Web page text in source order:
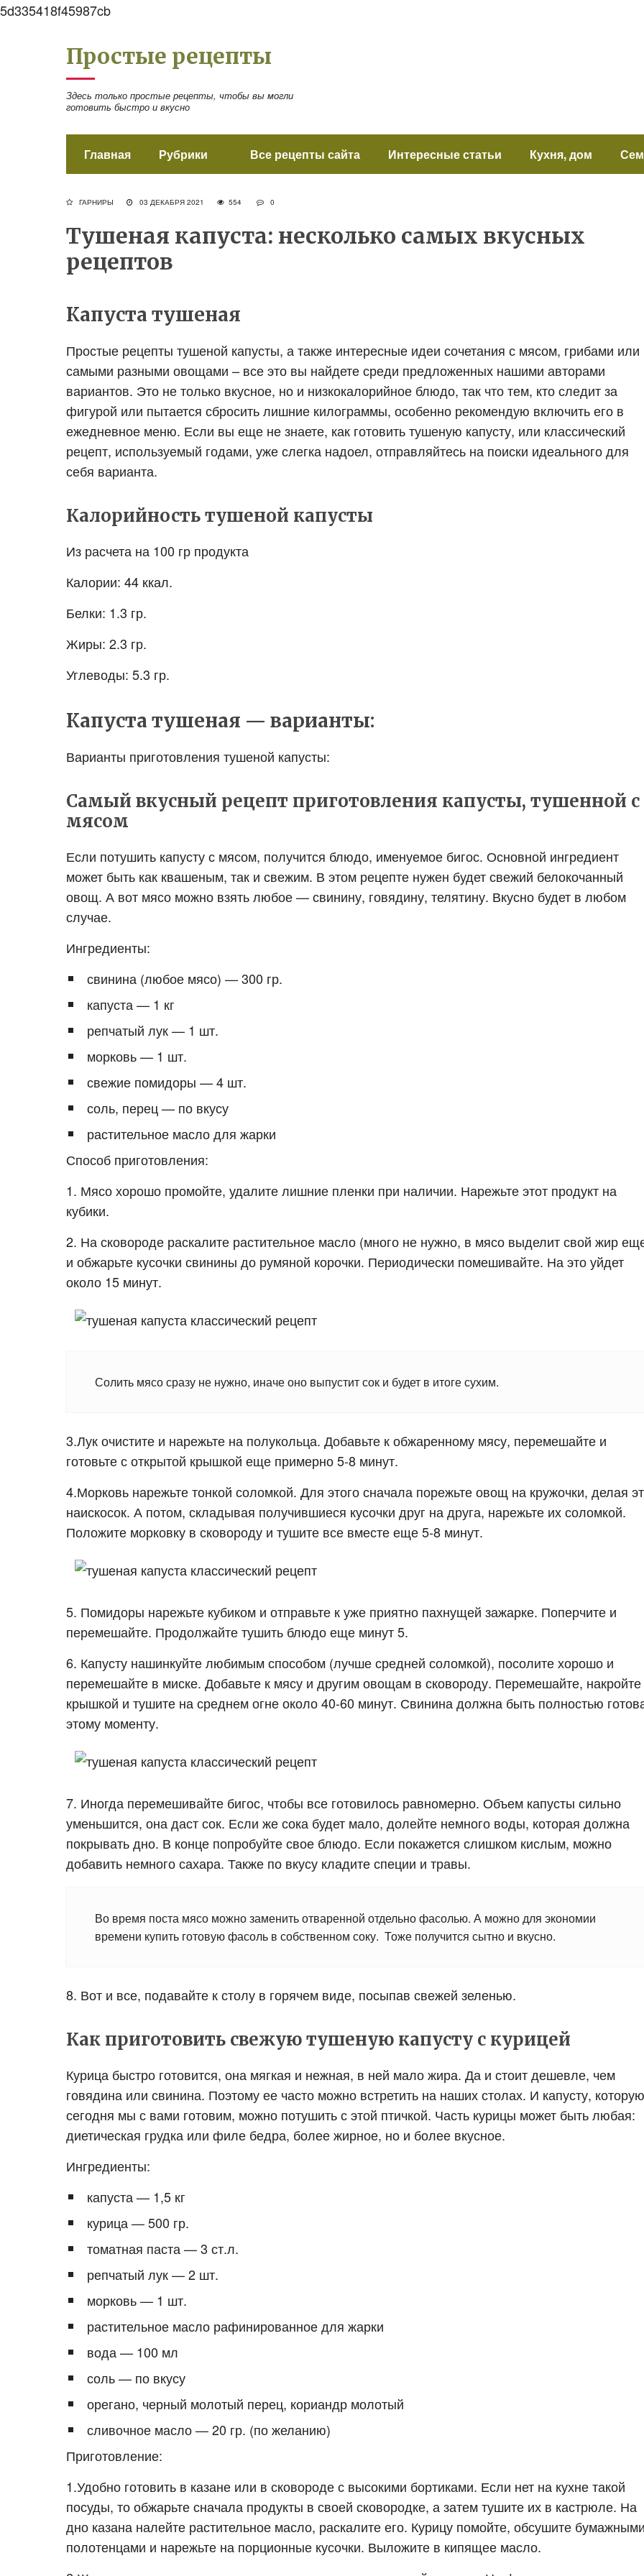
5d335418f45987cb
Простые рецепты
Здесь только простые рецепты, чтобы вы могли
готовить быстро и вкусно
Главная Рубрики Все рецепты сайта Интересные статьи Кухня, дом
ГАРНИРЫ 03 ДЕКАБРЯ 2021 554 0
Тушеная капуста: несколько самых вкусных
рецептов
Капуста тушеная
Простые рецепты тушеной капусты, а также интересные идеи сочетания с мясом, грибами или
самыми разными овощами – все это вы найдете среди предложенных нашими авторами
вариантов. Это не только вкусное, но и низкокалорийное блюдо, так что тем, кто следит за
фигурой или пытается сбросить лишние килограммы, особенно рекомендую включить его в
ежедневное меню. Если вы еще не знаете, как готовить тушеную капусту, или классический
рецепт, используемый годами, уже слегка надоел, отправляйтесь на поиски идеального для
себя варианта.
Калорийность тушеной капусты
Из расчета на 100 гр продукта
Калории: 44 ккал.
Белки: 1.3 гр.
Жиры: 2.3 гр.
Углеводы: 5.3 гр.
Капуста тушеная — варианты:
Варианты приготовления тушеной капусты:
Самый вкусный рецепт приготовления капусты, тушенной с
мясом
Если потушить капусту с мясом, получится блюдо, именуемое бигос. Основной ингредиент
может быть как квашеным, так и свежим. В этом рецепте нужен будет свежий белокочанный
овощ. А вот мясо можно взять любое — свинину, говядину, телятину. Вкусно будет в любом
случае.
Ингредиенты:
свинина (любое мясо) — 300 гр.
капуста — 1 кг
репчатый лук — 1 шт.
морковь — 1 шт.
свежие помидоры — 4 шт.
соль, перец — по вкусу
растительное масло для жарки
Способ приготовления:
1. Мясо хорошо промойте, удалите лишние пленки при наличии. Нарежьте этот продукт на
кубики.
2. На сковороде раскалите растительное масло (много не нужно, в мясо выделит свой жир
и обжарьте кусочки свинины до румяной корочки. Периодически помешивайте. На это уйдет
около 15 минут.
Солить мясо сразу не нужно, иначе оно выпустит сок и будет в итоге сухим.
3.Лук очистите и нарежьте на полукольца. Добавьте к обжаренному мясу, перемешайте и
готовьте с открытой крышкой еще примерно 5-8 минут.
4.Морковь нарежьте тонкой соломкой. Для этого сначала порежьте овощ на кружочки, делая
наискосок. А потом, складывая получившиеся кусочки друг на друга, нарежьте их соломкой.
Положите морковку в сковороду и тушите все вместе еще 5-8 минут.
5. Помидоры нарежьте кубиком и отправьте к уже приятно пахнущей зажарке. Поперчите и
перемешайте. Продолжайте тушить блюдо еще минут 5.
6. Капусту нашинкуйте любимым способом (лучше средней соломкой), посолите хорошо и
перемешайте в миске. Добавьте к мясу и другим овощам в сковороду. Перемешайте, накройте
крышкой и тушите на среднем огне около 40-60 минут. Свинина должна быть полностью
этому моменту.
7. Иногда перемешивайте бигос, чтобы все готовилось равномерно. Объем капусты сильно
уменьшится, она даст сок. Если же сока будет мало, долейте немного воды, которая должна
покрывать дно. В конце попробуйте свое блюдо. Если покажется слишком кислым, можно
добавить немного сахара. Также по вкусу кладите специи и травы.
Во время поста мясо можно заменить отваренной отдельно фасолью. А можно для экономии
времени купить готовую фасоль в собственном соку. Тоже получится сытно и вкусно.
8. Вот и все, подавайте к столу в горячем виде, посыпав свежей зеленью.
Как приготовить свежую тушеную капусту с курицей
Курица быстро готовится, она мягкая и нежная, в ней мало жира. Да и стоит дешевле, чем
говядина или свинина. Поэтому ее часто можно встретить на наших столах. И капусту, которую
сегодня мы с вами готовим, можно потушить с этой птичкой. Часть курицы может быть любая:
диетическая грудка или филе бедра, более жирное, но и более вкусное.
Ингредиенты:
капуста — 1,5 кг
курица — 500 гр.
томатная паста — 3 ст.л.
репчатый лук — 2 шт.
морковь — 1 шт.
растительное масло рафинированное для жарки
вода — 100 мл
соль — по вкусу
орегано, черный молотый перец, кориандр молотый
сливочное масло — 20 гр. (по желанию)
Приготовление:
1.Удобно готовить в казане или в сковороде с высокими бортиками. Если нет на кухне такой
посуды, то обжарьте сначала продукты в своей сковородке, а затем тушите их в кастрюле. На
дно казана налейте растительное масло, раскалите его. Курицу помойте, обсушите
полотенцами и нарежьте на порционные кусочки. Выложите в кипящее масло.